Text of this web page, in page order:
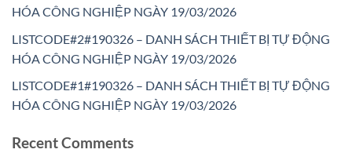
HÓA CÔNG NGHIỆP NGÀY 19/03/2026
LISTCODE#2#190326 – DANH SÁCH THIẾT BỊ TỰ ĐỘNG
HÓA CÔNG NGHIỆP NGÀY 19/03/2026
LISTCODE#1#190326 – DANH SÁCH THIẾT BỊ TỰ ĐỘNG
HÓA CÔNG NGHIỆP NGÀY 19/03/2026
Recent Comments